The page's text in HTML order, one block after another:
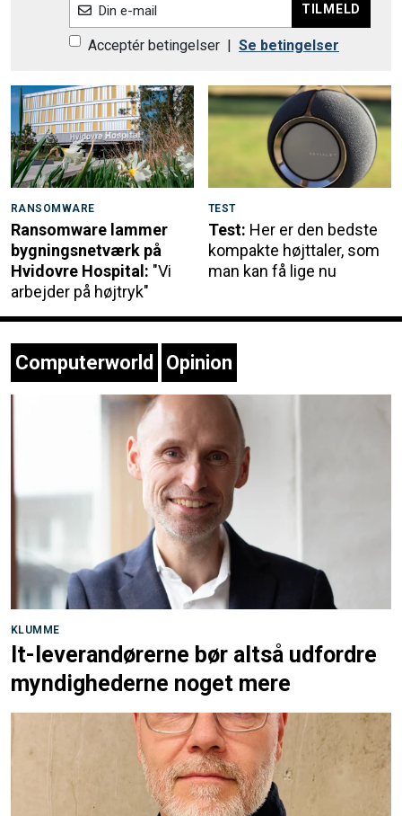
Din e-mail TILMELD
Acceptér betingelser | Se betingelser
RANSOMWARE
Ransomware lammer
bygningsnetværk på
Hvidovre Hospital: "Vi
arbejder på højtryk"
TEST
Test: Her er den bedste
kompakte højttaler, som
man kan få lige nu
Computerworld Opinion
KLUMME
It-leverandørerne bør altså udfordre
myndighederne noget mere